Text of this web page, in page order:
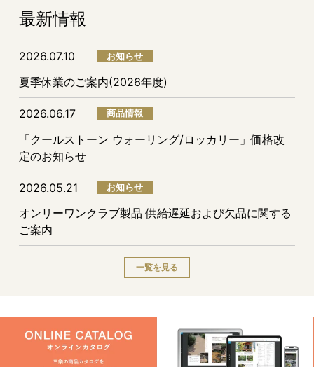
最新情報
2026.07.10 お知らせ
夏季休業のご案内(2026年度)
2026.06.17 商品情報
「クールストーン ウォーリング/ロッカリー」価格改
定のお知らせ
2026.05.21 お知らせ
オンリーワンクラブ製品 供給遅延および欠品に関する
ご案内
一覧を見る